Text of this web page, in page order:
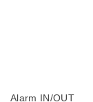
Alarm IN/OUT